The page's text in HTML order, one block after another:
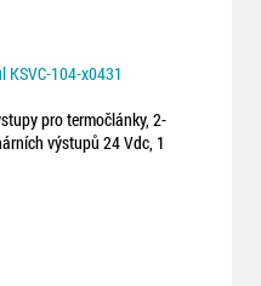
KSVC-104-x0431
pro termočlánky, 2-
výstupů 24 Vdc, 1